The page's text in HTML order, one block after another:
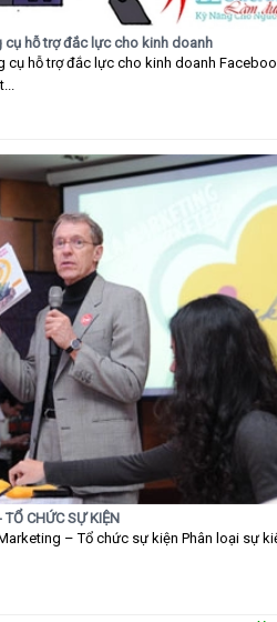
hỗ trợ đắc lực cho kinh doanh
hỗ trợ đắc lực cho kinh doanh
TỔ CHỨC SỰ KIỆN
– Tổ chức sự kiện Phân loại sự